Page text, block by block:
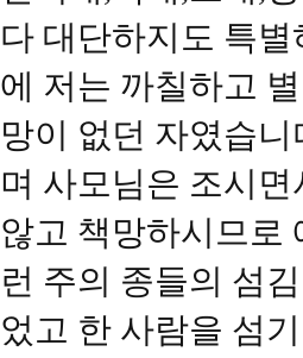
다 대단하지도 특
에 저는 까칠하고
망이 없던 자였습
며 사모님은 조시
않고 책망하시므로
런 주의 종들의 섬
었고 한 사람을 섬